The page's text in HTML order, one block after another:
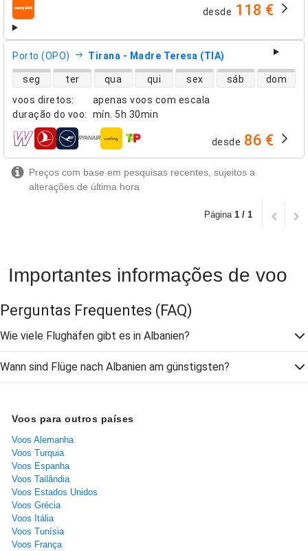
companhias aéreas desde 118 €
Porto (OPO) Tirana - Madre Teresa (TIA)
voos diretos:
apenas voos com escala
duração do voo: mín. 5h 30min
disponibilidade de voos diretos
seg ter qua qui sex sáb dom
companhias aéreas desde 86 €
Preços com base em pesquisas recentes, sujeitos a
alterações de última hora
Página 1 / 1
Importantes informações de voo
Perguntas Frequentes (FAQ)
Wie viele Flughäfen gibt es in Albanien?
Wann sind Flüge nach Albanien am günstigsten?
Voos para outros países
Voos Alemanha
Voos Turquia
Voos Espanha
Voos Tailândia
Voos Estados Unidos
Voos Grécia
Voos Itália
Voos Tunísia
Voos França